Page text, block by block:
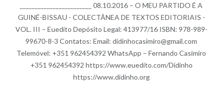
________________________ 08.10.2016 – O MEU PARTIDO É A
GUINÉ-BISSAU - COLECTÂNEA DE TEXTOS EDITORIAIS -
VOL. III – Euedito Depósito Legal: 413977/16 ISBN: 978-989-
99670-8-3 Contatos: Email: didinhocasimiro@gmail.com
Telemóvel: +351 962454392 WhatsApp – Fernando Casimiro
+351 962454392 https://www.euedito.com/Didinho
https://www.didinho.org